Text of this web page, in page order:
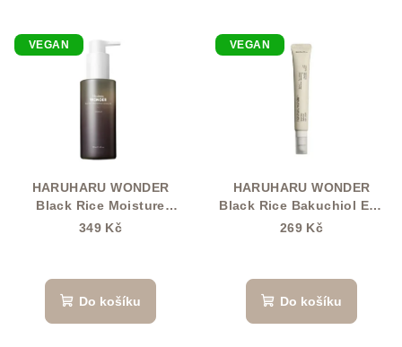
VEGAN
HARUHARU WONDER
Black Rice Moisture
Cleansing Oil 150 ml
349 Kč
Do košíku
VEGAN
HARUHARU WONDER
Black Rice Bakuchiol Eye
Cream 20 ml
269 Kč
Do košíku